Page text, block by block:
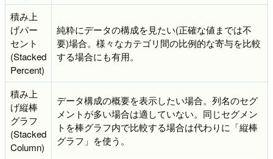
積み上
げパー
セント
(Stacked
Percent)
純粋にデータの構成を見たい(正確な値までは不
要)場合。様々なカテゴリ間の比例的な寄与を比較
する場合にも有用。
積み上
げ縦棒
グラフ
(Stacked
Column)
データ構成の概要を表示したい場合。列名のセグ
メントが多い場合は適していない。同じセグメン
トを棒グラフ内で比較する場合は代わりに「縦棒
グラフ」を使う。